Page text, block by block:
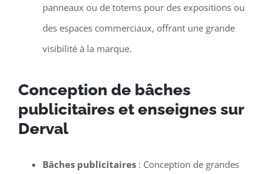
panneaux ou de totems pour des expositions ou
des espaces commerciaux, offrant une grande
visibilité à la marque.
Conception de bâches
publicitaires et enseignes sur
Derval
Bâches publicitaires: Conception de grandes